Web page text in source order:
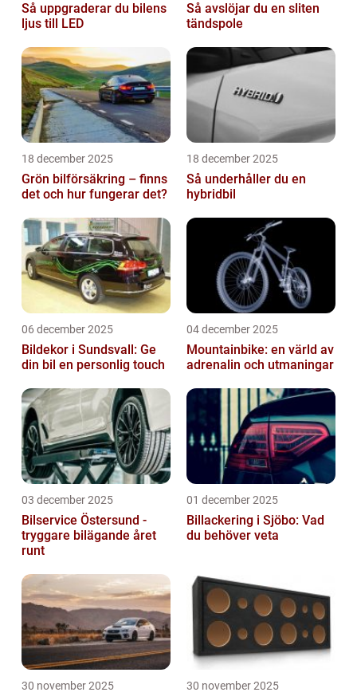
Så uppgraderar du bilens
ljus till LED
Så avslöjar du en sliten
tändspole
18 december 2025
Grön bilförsäkring – finns
det och hur fungerar det?
18 december 2025
Så underhåller du en
hybridbil
06 december 2025
Bildekor i Sundsvall: Ge
din bil en personlig touch
04 december 2025
Mountainbike: en värld av
adrenalin och utmaningar
03 december 2025
Bilservice Östersund -
tryggare bilägande året
runt
01 december 2025
Billackering i Sjöbo: Vad
du behöver veta
30 november 2025 30 november 2025